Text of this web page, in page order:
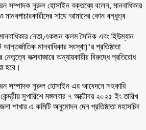
সম্পাদক নুরুল হোসাইন বক্তব্যে বলেন, মানবাধিকার
মানবপাচারকারীদের সাথে আমাদের কোন বন্ধুত্ব
নেতা,একজন কলম সৈনিক এবং হিউম্যান
মানবাধিকার সংস্থা)’র প্রতিষ্ঠাতা
নেতৃত্বে কক্সবাজারে অন্যায়কারীর বিরুদ্ধে প্রতিরোধ
হবে।
সম্পাদক নুরুল হোসাইন এর আবেদনে সহকারি
সুপারিশে মঙ্গলবার ৭ অক্টোবর ২০২৫ ইং তারিখ
শাখার এ কমিটি অনুমোদন দেন প্রতিষ্ঠাতা মহাসচিব